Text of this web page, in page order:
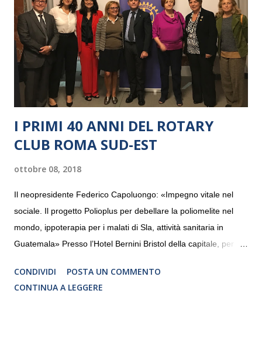
I PRIMI 40 ANNI DEL ROTARY
CLUB ROMA SUD-EST
ottobre 08, 2018
Il neopresidente Federico Capoluongo: «Impegno vitale nel
sociale. Il progetto Polioplus per debellare la poliomelite nel
mondo, ippoterapia per i malati di Sla, attività sanitaria in
Guatemala» Presso l’Hotel Bernini Bristol della capitale, per la
programmazione del Rotary Club Roma Sud-Est che festeggia
i quaranta anni di attività. Un’occasione per raccontare al
CONDIVIDI
POSTA UN COMMENTO
CONTINUA A LEGGERE